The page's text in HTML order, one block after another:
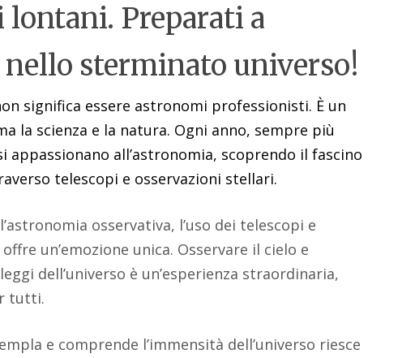
Preparati a
nello sterminato universo!
significa essere astronomi professionisti. È un
la scienza e la natura. Ogni anno, sempre più
appassionano all’astronomia, scoprendo il fascino
telescopi e osservazioni stellari.
osservativa, l’uso dei telescopi e
un’emozione unica. Osservare il cielo e
dell’universo è un’esperienza straordinaria,
tutti.
e comprende l’immensità dell’universo riesce